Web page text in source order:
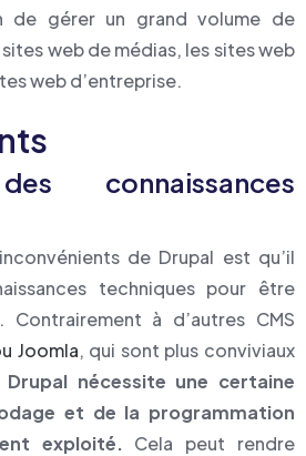
de gérer un grand volume de
web de médias, les sites web
web d’entreprise.
connaissances
de Drupal est qu’il
techniques pour être
Contrairement à d’autres CMS
Joomla, qui sont plus conviviaux
Drupal nécessite une certaine
et de la programmation
exploité. Cela peut rendre